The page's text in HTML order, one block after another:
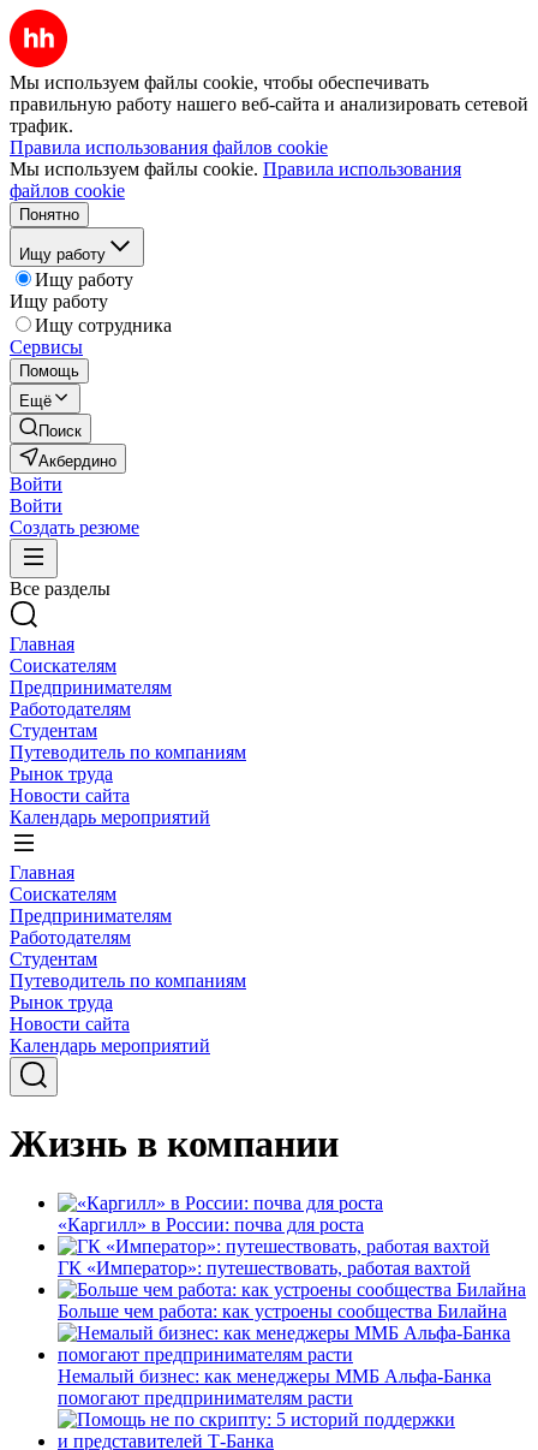
Мы используем файлы cookie, чтобы обеспечивать
правильную работу нашего веб-сайта и анализировать сетевой
трафик.
Правила использования файлов cookie
Мы используем файлы cookie. Правила использования
файлов cookie
Понятно
Ищу работу
Ищу работу
Ищу работу
Ищу сотрудника
Сервисы
Помощь
Ещё
Поиск
Акбердино
Войти
Войти
Создать резюме
Все разделы
Главная
Соискателям
Предпринимателям
Работодателям
Студентам
Путеводитель по компаниям
Рынок труда
Новости сайта
Календарь мероприятий
Главная
Соискателям
Предпринимателям
Работодателям
Студентам
Путеводитель по компаниям
Рынок труда
Новости сайта
Календарь мероприятий
Жизнь в компании
«Каргилл» в России: почва для роста
ГК «Император»: путешествовать, работая вахтой
Больше чем работа: как устроены сообщества Билайна
Немалый бизнес: как менеджеры ММБ Альфа-Банка
помогают предпринимателям расти